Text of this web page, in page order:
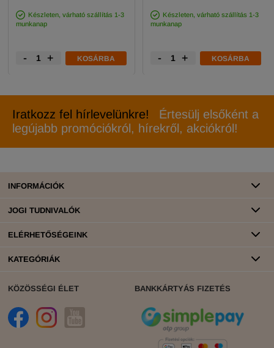
Készleten, várható szállítás 1-3
munkanap
- + KOSÁRBA
Készleten, várható szállítás 1-3
munkanap
- + KOSÁRBA
Iratkozz fel hírlevelünkre!
Értesülj elsőként a
legújabb promóciókról, hírekről, akciókról!
INFORMÁCIÓK
JOGI TUDNIVALÓK
ELÉRHETŐSÉGEINK
KATEGÓRIÁK
KÖZÖSSÉGI ÉLET BANKKÁRTYÁS FIZETÉS